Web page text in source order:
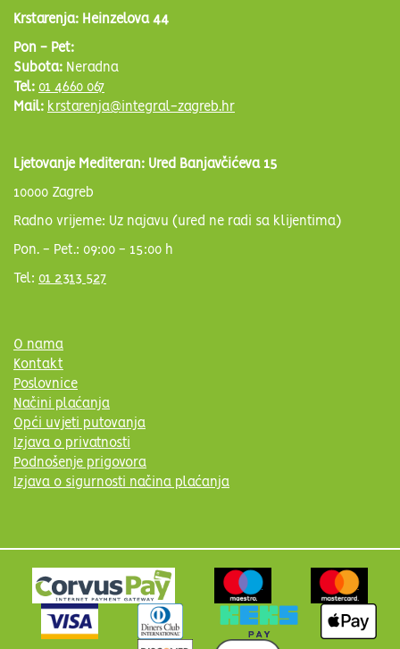
Krstarenja: Heinzelova 44
Pon - Pet:
Subota: Neradna
Tel: 01 4660 067
Mail: krstarenja@integral-zagreb.hr
Ljetovanje Mediteran: Ured Banjavčićeva 15
10000 Zagreb
Radno vrijeme: Uz najavu (ured ne radi sa klijentima)
Pon. - Pet.: 09:00 - 15:00 h
Tel: 01 2313 527
O nama
Kontakt
Poslovnice
Načini plaćanja
Opći uvjeti putovanja
Izjava o privatnosti
Podnošenje prigovora
Izjava o sigurnosti načina plaćanja